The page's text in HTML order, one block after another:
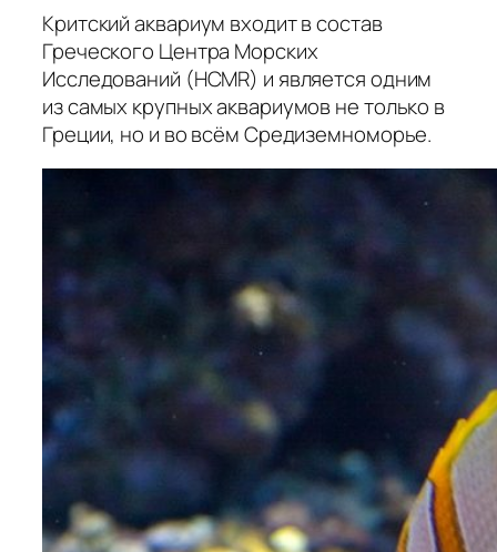
Критский аквариум входит в состав
Греческого Центра Морских
Исследований (HCMR) и является одним
из самых крупных аквариумов не только в
Греции, но и во всём Средиземноморье.